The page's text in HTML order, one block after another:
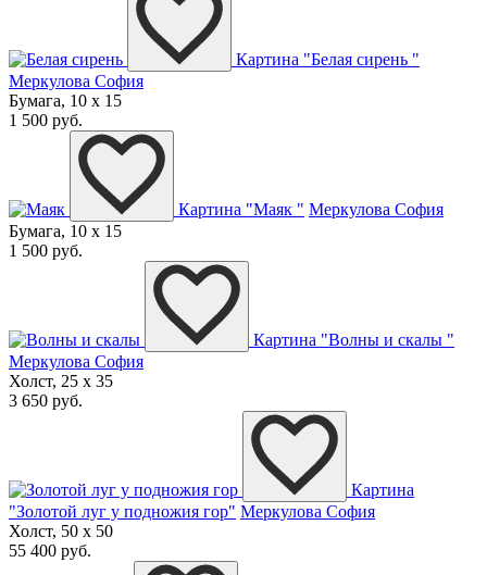
Картина "Белая сирень "
Меркулова София
Бумага, 10 x 15
1 500 руб.
Картина "Маяк " Меркулова София
Бумага, 10 x 15
1 500 руб.
Картина "Волны и скалы "
Меркулова София
Холст, 25 x 35
3 650 руб.
Картина
"Золотой луг у подножия гор" Меркулова София
Холст, 50 x 50
55 400 руб.